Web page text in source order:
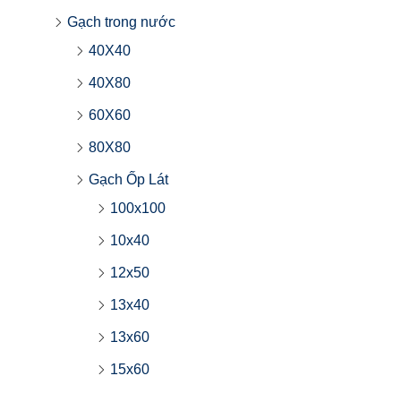
Gạch trong nước
40X40
40X80
60X60
80X80
Gạch Ốp Lát
100x100
10x40
12x50
13x40
13x60
15x60